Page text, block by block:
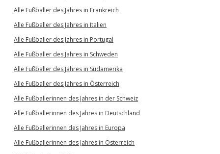
Alle Fußballer des Jahres in Frankreich
Alle Fußballer des Jahres in Italien
Alle Fußballer des Jahres in Portugal
Alle Fußballer des Jahres in Schweden
Alle Fußballer des Jahres in Südamerika
Alle Fußballer des Jahres in Österreich
Alle Fußballerinnen des Jahres in der Schweiz
Alle Fußballerinnen des Jahres in Deutschland
Alle Fußballerinnen des Jahres in Europa
Alle Fußballerinnen des Jahres in Österreich